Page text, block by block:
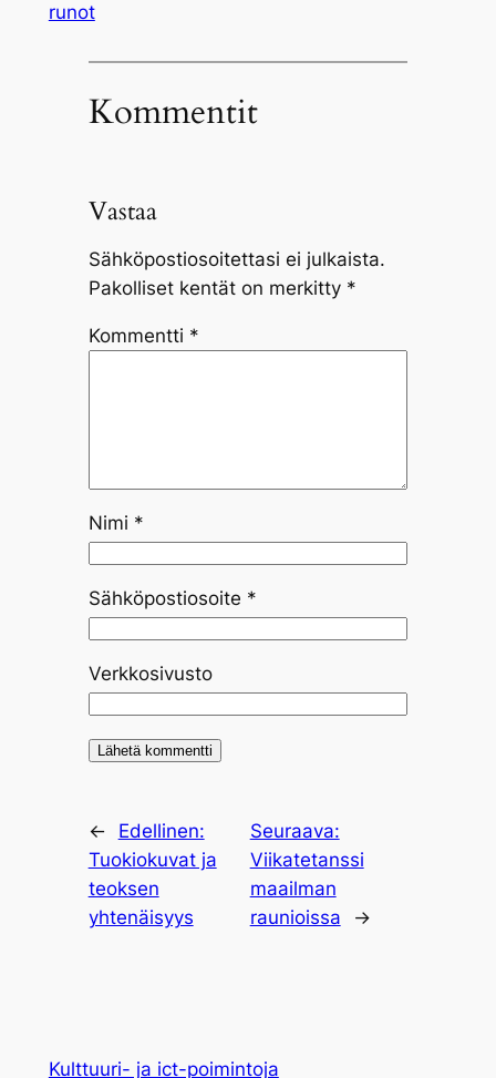
runot
Kommentit
Vastaa
Sähköpostiosoitettasi ei julkaista.
Pakolliset kentät on merkitty *
Kommentti *
Nimi *
Sähköpostiosoite *
Verkkosivusto
←
Edellinen:
Tuokiokuvat ja
teoksen
yhtenäisyys
Seuraava:
Viikatetanssi
maailman
raunioissa
→
Kulttuuri- ja ict-poimintoja